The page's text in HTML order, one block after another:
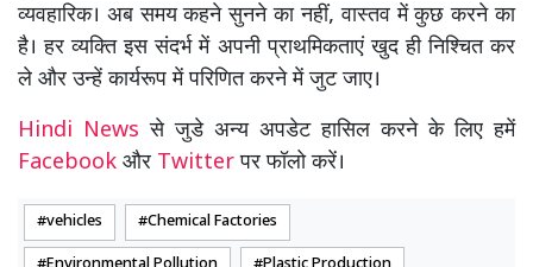
व्यवहारिक। अब समय कहने सुनने का नहीं, वास्तव में कुछ करने का
है। हर व्यक्ति इस संदर्भ में अपनी प्राथमिकताएं खुद ही निश्चित कर
ले और उन्हें कार्यरूप में परिणित करने में जुट जाए।
Hindi Newsसे जुडे अन्य अपडेट हासिल करने के लिए हमें
Facebook और Twitterपर फॉलो करें।
vehicles Chemical Factories